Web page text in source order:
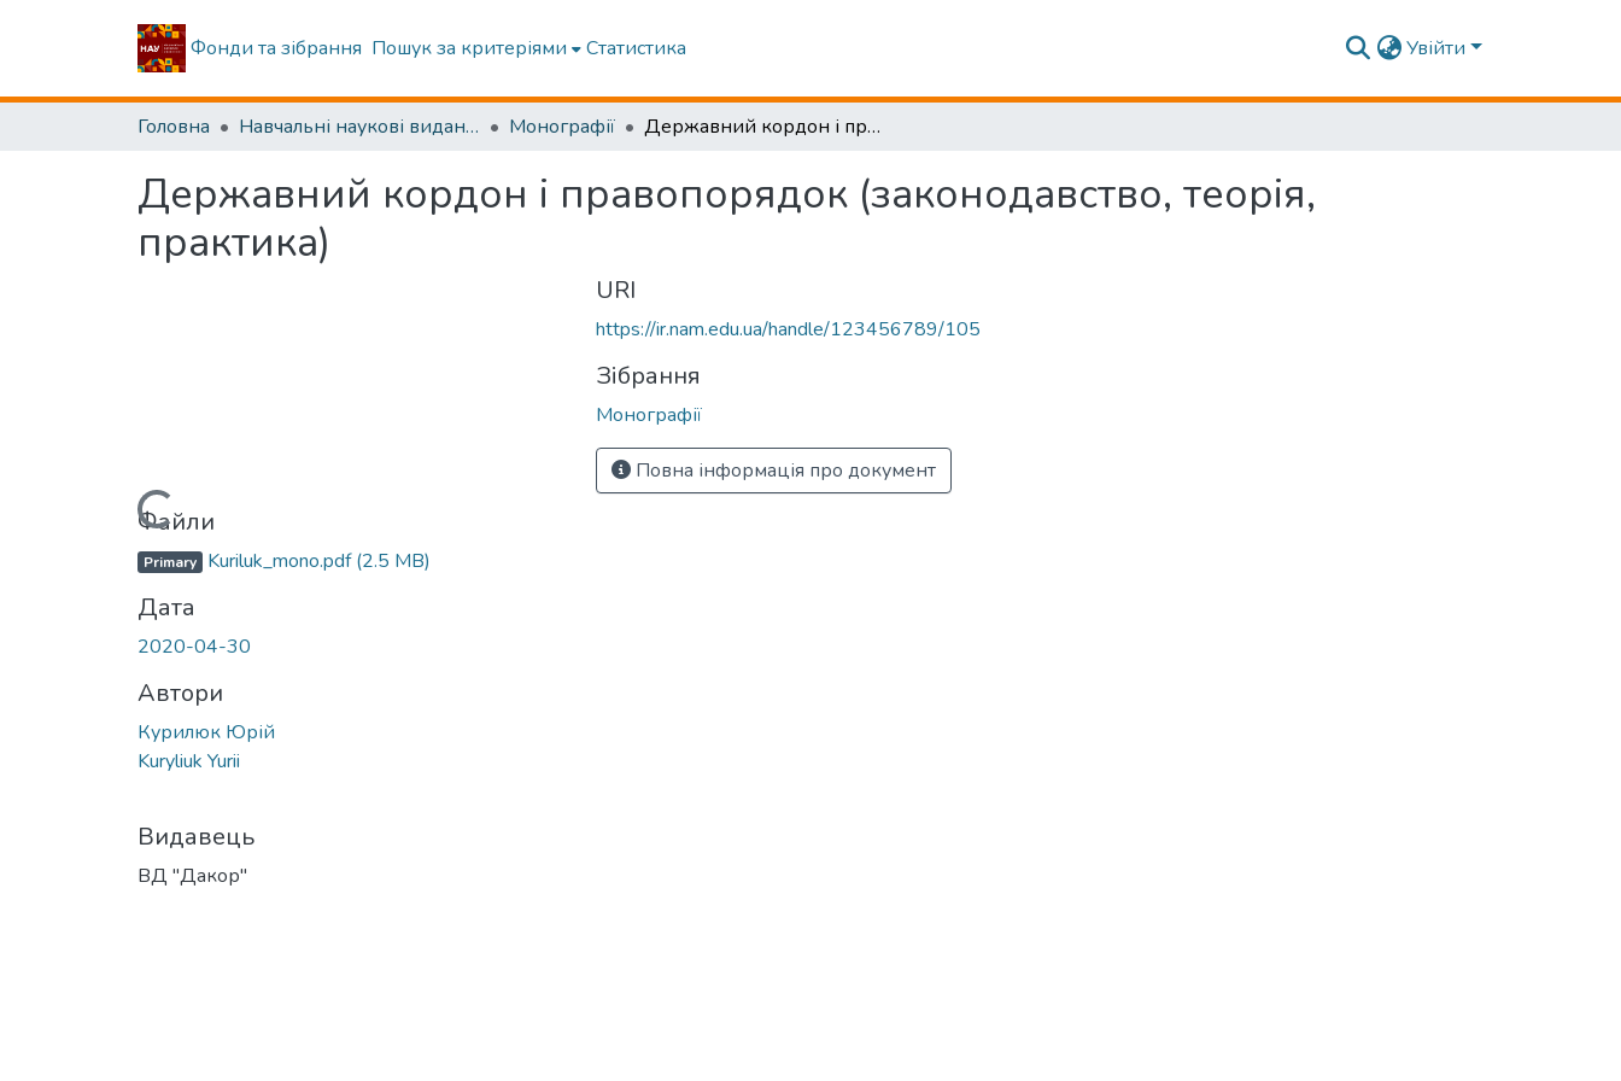
Фонди та зібрання Пошук за критеріями Статистика Увійти
Головна Навчальні наукові видання Монографії Державний кордон і правопорядок (законодавство, теорія, практика)
Державний кордон і правопорядок (законодавство, теорія,
практика)
Вантажиться...
Файли
Primary Kuriluk_mono.pdf(2.5 MB)
Дата
2020-04-30
Автори
Курилюк Юрій
Kuryliuk Yurii
Видавець
ВД "Дакор"
URI
https://ir.nam.edu.ua/handle/123456789/105
Зібрання
Монографії
Повна інформація про документ